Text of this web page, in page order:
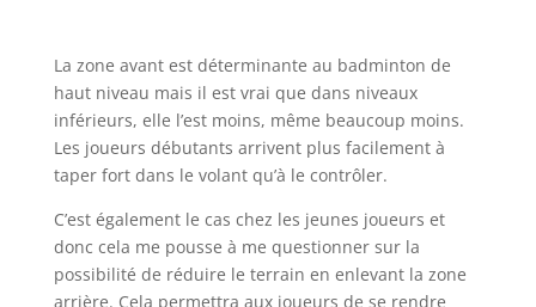
La zone avant est déterminante au badminton de
haut niveau mais il est vrai que dans niveaux
inférieurs, elle l’est moins, même beaucoup moins.
Les joueurs débutants arrivent plus facilement à
taper fort dans le volant qu’à le contrôler.
C’est également le cas chez les jeunes joueurs et
donc cela me pousse à me questionner sur la
possibilité de réduire le terrain en enlevant la zone
arrière. Cela permettra aux joueurs de se rendre